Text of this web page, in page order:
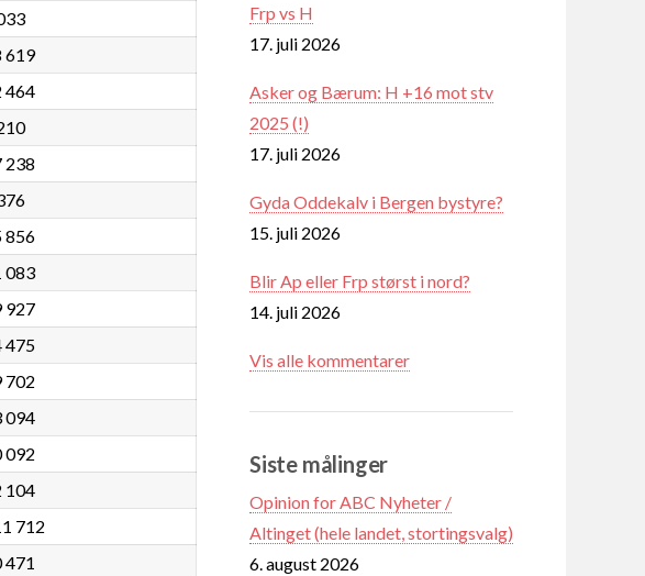
619
464
238
856
083
927
475
702
094
092
104
712
471
Frp vs H
17. juli 2026
Asker og Bærum: H +16 mot stv
2025 (!)
17. juli 2026
Gyda Oddekalv i Bergen bystyre?
15. juli 2026
Blir Ap eller Frp størst i nord?
14. juli 2026
Vis alle kommentarer
Siste målinger
Opinion for ABC Nyheter /
Altinget (hele landet, stortingsvalg)
6. august 2026